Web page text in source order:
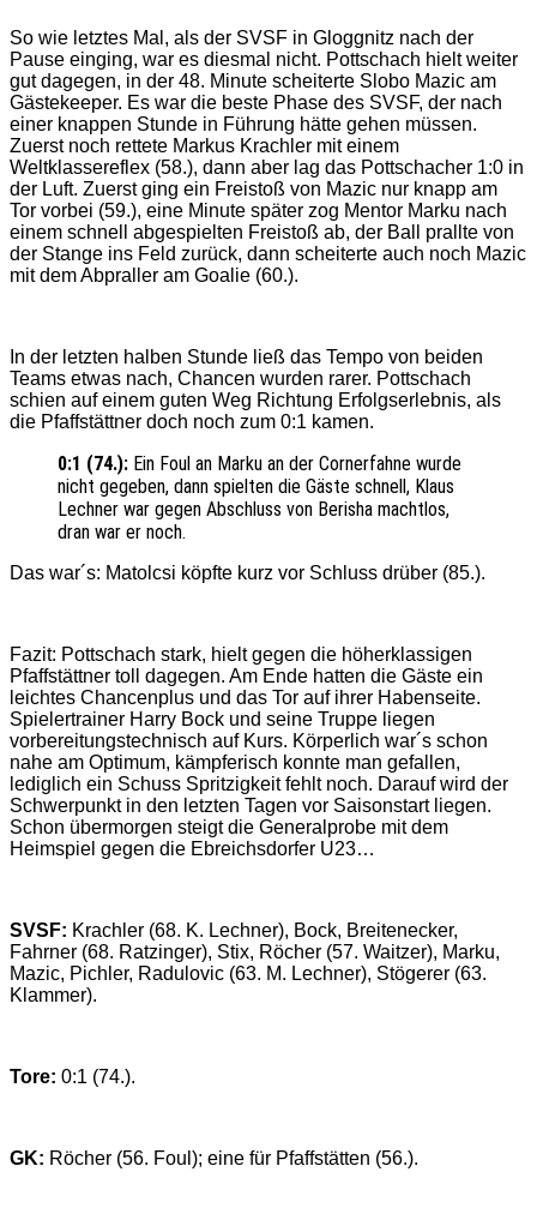
So wie letztes Mal, als der SVSF in Gloggnitz nach der
Pause einging, war es diesmal nicht. Pottschach hielt weiter
gut dagegen, in der 48. Minute scheiterte Slobo Mazic am
Gästekeeper. Es war die beste Phase des SVSF, der nach
einer knappen Stunde in Führung hätte gehen müssen.
Zuerst noch rettete Markus Krachler mit einem
Weltklassereflex (58.), dann aber lag das Pottschacher 1:0 in
der Luft. Zuerst ging ein Freistoß von Mazic nur knapp am
Tor vorbei (59.), eine Minute später zog Mentor Marku nach
einem schnell abgespielten Freistoß ab, der Ball prallte von
der Stange ins Feld zurück, dann scheiterte auch noch Mazic
mit dem Abpraller am Goalie (60.).
In der letzten halben Stunde ließ das Tempo von beiden
Teams etwas nach, Chancen wurden rarer. Pottschach
schien auf einem guten Weg Richtung Erfolgserlebnis, als
die Pfaffstättner doch noch zum 0:1 kamen.
0:1 (74.): Ein Foul an Marku an der Cornerfahne wurde
nicht gegeben, dann spielten die Gäste schnell, Klaus
Lechner war gegen Abschluss von Berisha machtlos,
dran war er noch.
Das war´s: Matolcsi köpfte kurz vor Schluss drüber (85.).
Fazit: Pottschach stark, hielt gegen die höherklassigen
Pfaffstättner toll dagegen. Am Ende hatten die Gäste ein
leichtes Chancenplus und das Tor auf ihrer Habenseite.
Spielertrainer Harry Bock und seine Truppe liegen
vorbereitungstechnisch auf Kurs. Körperlich war´s schon
nahe am Optimum, kämpferisch konnte man gefallen,
lediglich ein Schuss Spritzigkeit fehlt noch. Darauf wird der
Schwerpunkt in den letzten Tagen vor Saisonstart liegen.
Schon übermorgen steigt die Generalprobe mit dem
Heimspiel gegen die Ebreichsdorfer U23…
SVSF: Krachler (68. K. Lechner), Bock, Breitenecker,
Fahrner (68. Ratzinger), Stix, Röcher (57. Waitzer), Marku,
Mazic, Pichler, Radulovic (63. M. Lechner), Stögerer (63.
Klammer).
Tore: 0:1 (74.).
GK: Röcher (56. Foul); eine für Pfaffstätten (56.).